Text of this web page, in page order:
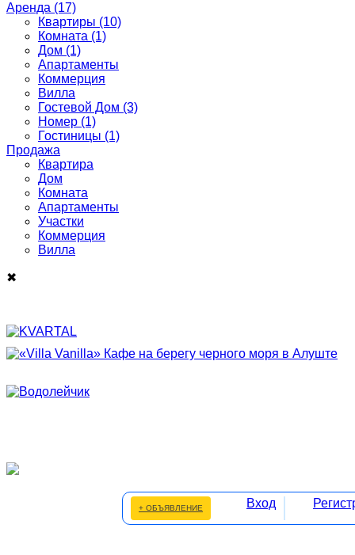
Аренда (17)
Квартиры (10)
Комната (1)
Дом (1)
Апартаменты
Коммерция
Вилла
Гостевой Дом (3)
Номер (1)
Гостиницы (1)
Продажа
Квартира
Дом
Комнатa
Апартаменты
Участки
Коммерция
Виллa
✖
+ ОБЪЯВЛЕНИЕ Вход